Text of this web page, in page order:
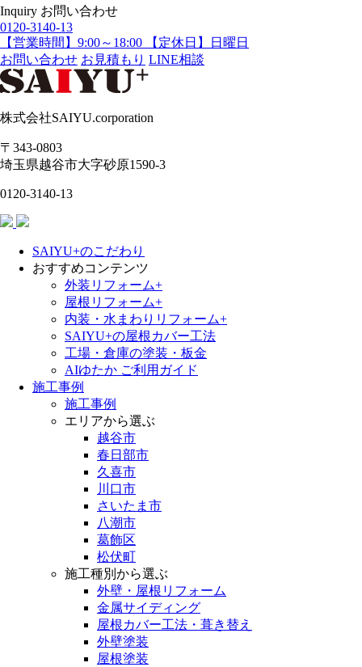
Inquiry お問い合わせ
0120-3140-13
【営業時間】9:00～18:00 【定休日】日曜日
お問い合わせ お見積もり LINE相談
株式会社SAIYU.corporation
〒343-0803
埼玉県越谷市大字砂原1590-3
0120-3140-13
SAIYU+のこだわり
おすすめコンテンツ
外装リフォーム+
屋根リフォーム+
内装・水まわりリフォーム+
SAIYU+の屋根カバー工法
工場・倉庫の塗装・板金
AIゆたか ご利用ガイド
施工事例
施工事例
エリアから選ぶ
越谷市
春日部市
久喜市
川口市
さいたま市
八潮市
葛飾区
松伏町
施工種別から選ぶ
外壁・屋根リフォーム
金属サイディング
屋根カバー工法・葺き替え
外壁塗装
屋根塗装